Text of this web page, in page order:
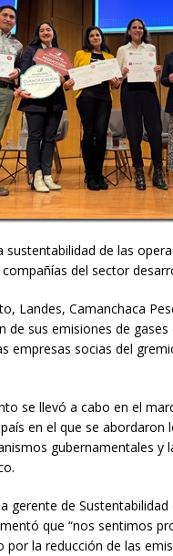
sustentabilidad de las
del sector
Landes, Camanchaca
de sus emisiones de
empresas socias del
se llevó a cabo en el
en el que se
gubernamentales y
gerente de
que “nos sentimos
por la reducción de las